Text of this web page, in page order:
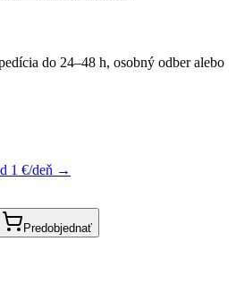
do 24–48 h, osobný odber alebo
1 €/deň →
Predobjednať